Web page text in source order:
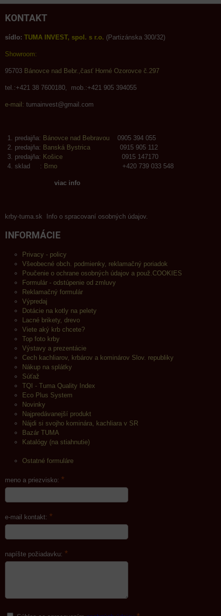
KONTAKT
sídlo: TUMA INVEST, spol. s r.o. (Partizánska 300/32)
Showroom:
95703 Bánovce nad Bebr.,časť Horné Ozorovce č.297
tel.:+421 38 7600180, mob.:+421 905 394055
e-mail: tumainvest@gmail.com
predajňa: Bánovce nad Bebravou 0905 394 055
predajňa: Banská Bystrica 0915 905 112
predajňa: Košice 0915 147170
sklad : Brno +420 739 033 548
viac info
krby-tuma.sk Info o spracovaní osobných údajov.
INFORMÁCIE
Privacy - policy
Všeobecné obch. podmienky, reklamačný poriadok
Poučenie o ochrane osobných údajov a použ.COOKIES
Formulár - odstúpenie od zmluvy
Reklamačný formulár
Výpredaj
Dotácie na kotly na pelety
Lacné brikety, drevo
Viete aký krb chcete?
Top foto krby
Výstavy a prezentácie
Cech kachliarov, krbárov a kominárov Slov. republiky
Nákup na splátky
Súťaž
TQI - Tuma Quality Index
Eco Plus System
Novinky
Najpredávanejší produkt
Nájdi si svojho kominára, kachliara v SR
Bazár TUMA
Katalógy (na stiahnutie)
Ostatné formuláre
meno a priezvisko: *
e-mail kontakt: *
napíšte požiadavku: *